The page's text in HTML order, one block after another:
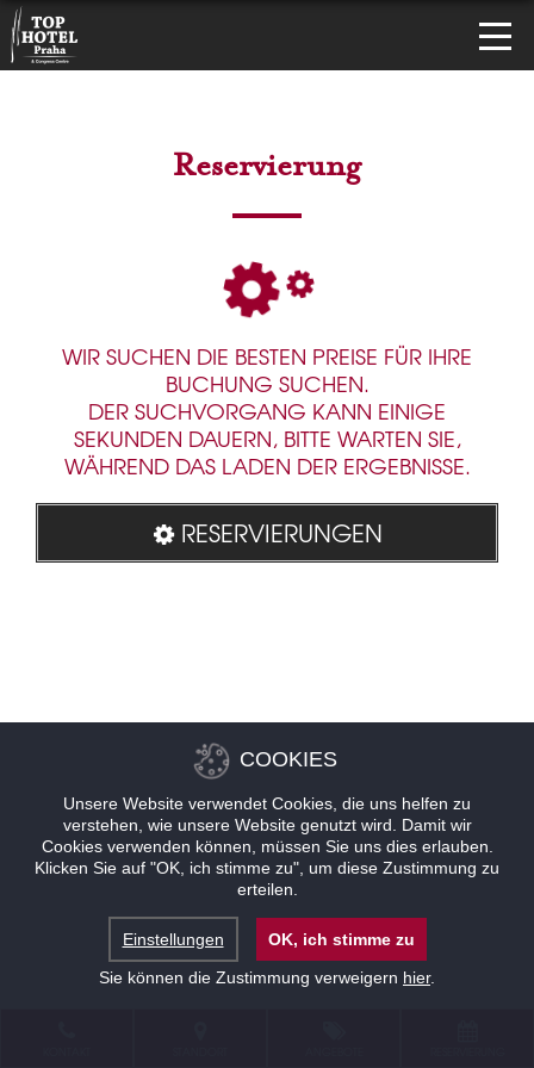
Reservierung
WIR SUCHEN DIE BESTEN PREISE FÜR IHRE
BUCHUNG SUCHEN.
DER SUCHVORGANG KANN EINIGE
SEKUNDEN DAUERN, BITTE WARTEN SIE,
WÄHREND DAS LADEN DER ERGEBNISSE.
RESERVIERUNGEN
COOKIES
Unsere Website verwendet Cookies, die uns helfen zu
verstehen, wie unsere Website genutzt wird. Damit wir
Cookies verwenden können, müssen Sie uns dies erlauben.
Klicken Sie auf "OK, ich stimme zu", um diese Zustimmung zu
erteilen.
Einstellungen
OK, ich stimme zu
Sie können die Zustimmung verweigern hier.